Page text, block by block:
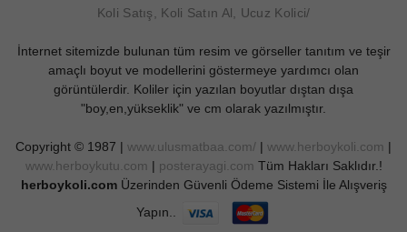
Koli Satış, Koli Satın Al, Ucuz Kolici
İnternet sitemizde bulunan tüm resim ve görseller tanıtım ve teşir
amaçlı boyut ve modellerini göstermeye yardımcı olan
görüntülerdir. Koliler için yazılan boyutlar dıştan dışa
"boy,en,yükseklik" ve cm olarak yazılmıştır.
Copyright © 1987 | www.ulusmatbaa.com/ | www.herboykoli.com |
www.herboykutu.com | posterayagi.com Tüm Hakları Saklıdır.!
herboykoli.comÜzerinden Güvenli Ödeme Sistemi İle Alışveriş
Yapın..